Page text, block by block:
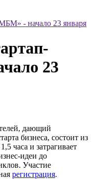
- начало 23 января
23
дающий
бизнеса, состоит из
часа и затрагивает
идеи до
Участие
регистрация.